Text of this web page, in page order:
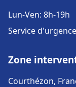
Lun-Ven: 8h-19h
Service
Zone
Courthézon,